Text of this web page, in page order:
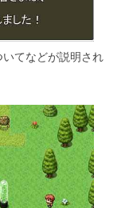
てなどが説明され